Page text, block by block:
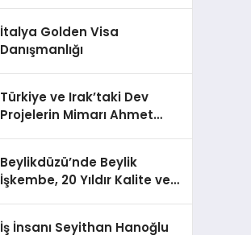
İtalya Golden Visa
Danışmanlığı
Türkiye ve Irak’taki Dev
Projelerin Mimarı Ahmet
Holding Industrial City”
Projesini Hayata Geçirecek
Beylikdüzü’nde Beylik
İşkembe, 20 Yıldır Kalite ve
İş İnsanı Seyithan Hanoğlu